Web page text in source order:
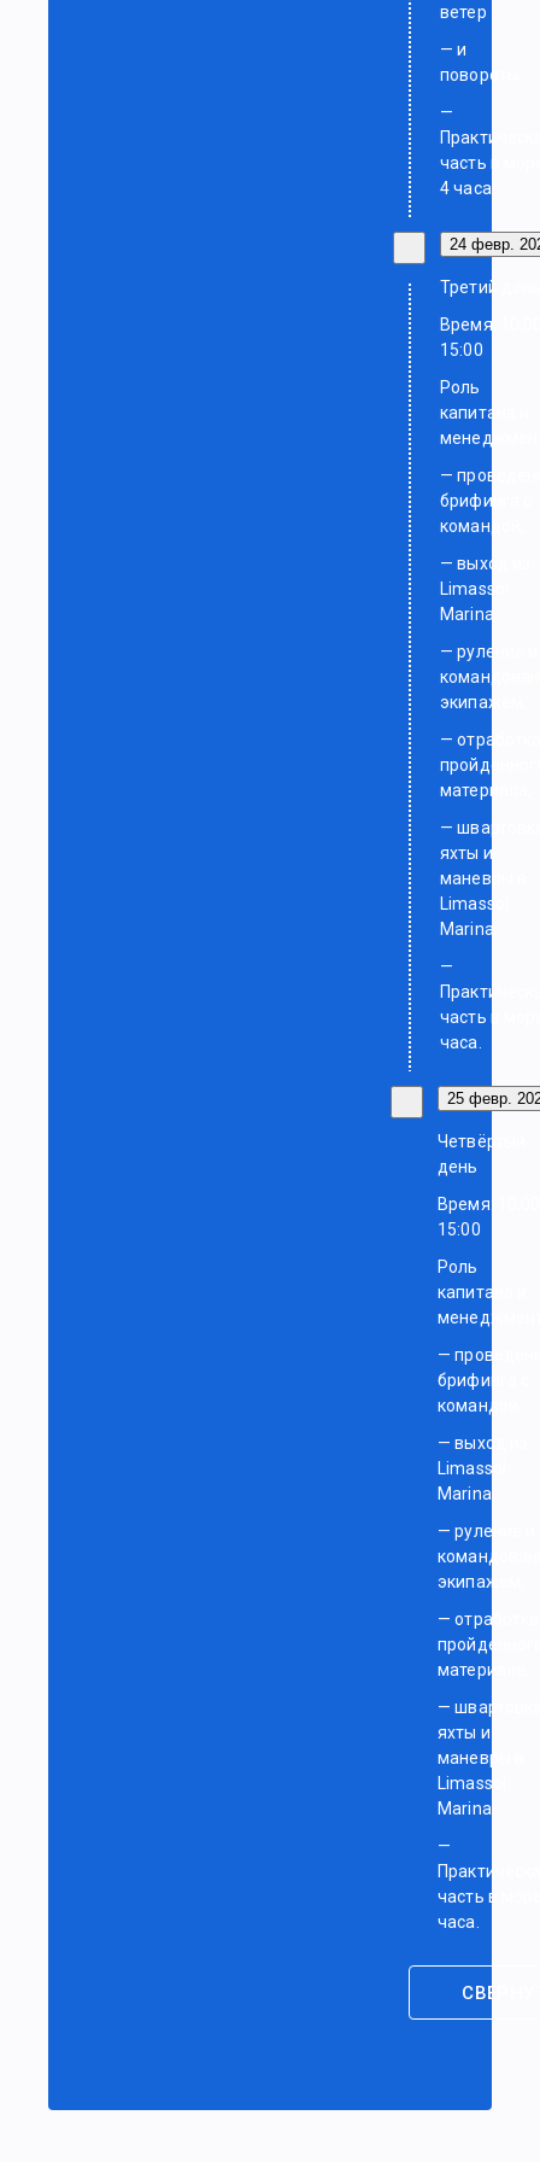
ветер
— и
повороты.
—
часть в
4 часа.
24 февр.
Третий
Время:
15:00
Роль
капитана и
—
брифинга с
командой,
— выход из
Limassol
Marina,
— руление и
экипажем,
—
материала,
—
яхты и
маневры в
Limassol
Marina.
—
часть в
часа.
25 февр.
Четвёртый
день
Время:
15:00
Роль
капитана и
—
брифинга с
командой,
— выход из
Limassol
Marina,
— руление и
экипажем,
— отработка
материала,
—
яхты и
маневры в
Limassol
Marina.
—
часть в
часа.